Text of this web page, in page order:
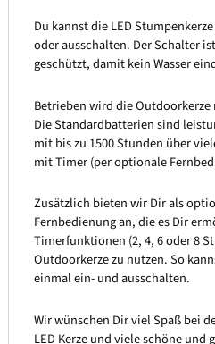
Du kannst die LED
oder ausschalten. Der Schalter
geschützt, damit kein Wasser
Betrieben wird die Outdoorkerze
Die Standardbatterien sind
mit bis zu 1500 Stunden über
mit Timer (per optionale
Zusätzlich bieten wir Dir als
Fernbedienung an, die es Dir
Timerfunktionen (2, 4, 6 oder 8
Outdoorkerze zu nutzen. So
einmal ein- und ausschalten.
Wir wünschen Dir viel Spaß bei
LED Kerze und viele schöne